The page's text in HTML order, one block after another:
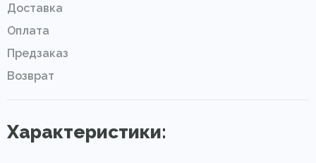
Доставка
Оплата
Предзаказ
Возврат
Характеристики: